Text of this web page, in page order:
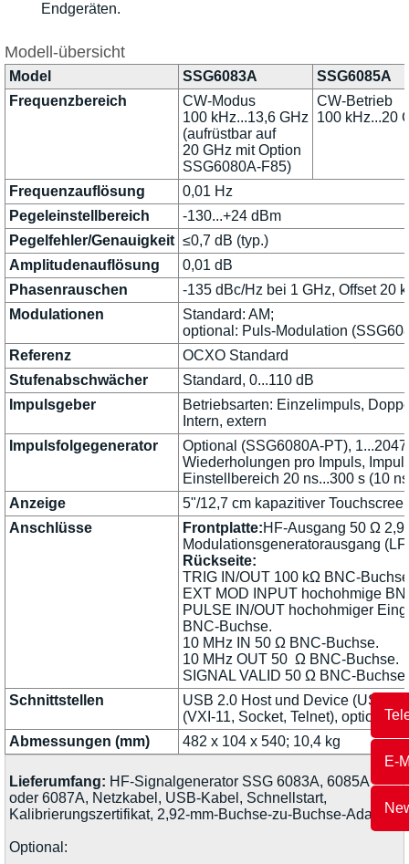
E-
Endgeräten.
Modell-übersicht
Model SSG6083A
SSG6085A
Frequenzbereich
CW-Modus
100 kHz...13,6 GHz
(aufrüstbar auf
20 GHz mit Option
SSG6080A-F85)
CW-Betrieb
100 kHz...20
Frequenzauflösung
0,01 Hz
Pegeleinstellbereich
-130...+24 dBm
Pegelfehler/Genauigkeit ≤0,7 dB (typ.)
Amplitudenauflösung
0,01 dB
Phasenrauschen
-135 dBc/Hz bei 1 GHz, Offset 20
Modulationen
Standard: AM;
optional: Puls-Modulation
Referenz
OCXO Standard
Stufenabschwächer
Standard, 0...110 dB
Impulsgeber
Betriebsarten: Einzelimpuls,
Intern, extern
Impulsfolgegenerator
Optional (SSG6080A-PT),
Wiederholungen pro Impuls,
Einstellbereich 20 ns...300 s (10
Anzeige
5"/12,7 cm kapazitiver
Anschlüsse
Frontplatte:HF-Ausgang 50 Ω
Modulationsgeneratorausgang
Rückseite:
TRIG IN/OUT 100 kΩ BNC-
EXT MOD INPUT hochohmige
PULSE IN/OUT hochohmiger
BNC-Buchse.
10 MHz IN 50 Ω BNC-Buchse.
10 MHz OUT 50 Ω BNC-Buchse.
SIGNAL VALID 50 Ω BNC-Buchse
Schnittstellen
USB 2.0 Host und Device (USB
(VXI-11, Socket, Telnet), optional
Abmessungen (mm)
482 x 104 x 540; 10,4 kg
Lieferumfang: HF-Signalgenerator SSG 6083A, 6085A
oder 6087A, Netzkabel, USB-Kabel, Schnellstart,
Kalibrierungszertifikat, 2,92-mm-Buchse-zu-Buchse-Adapter.
Optional: